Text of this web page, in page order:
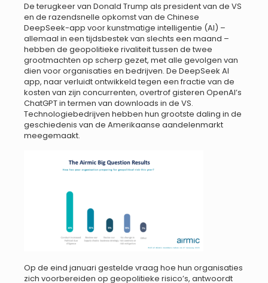
De terugkeer van Donald Trump als president van de VS
en de razendsnelle opkomst van de Chinese
DeepSeek-app voor kunstmatige intelligentie (AI) –
allemaal in een tijdsbestek van slechts een maand –
hebben de geopolitieke rivaliteit tussen de twee
grootmachten op scherp gezet, met alle gevolgen van
dien voor organisaties en bedrijven. De DeepSeek AI
app, naar verluidt ontwikkeld tegen een fractie van de
kosten van zijn concurrenten, overtrof gisteren OpenAI’s
ChatGPT in termen van downloads in de VS.
Technologiebedrijven hebben hun grootste daling in de
geschiedenis van de Amerikaanse aandelenmarkt
meegemaakt.
Op de eind januari gestelde vraag hoe hun organisaties
zich voorbereiden op geopolitieke risico’s, antwoordt